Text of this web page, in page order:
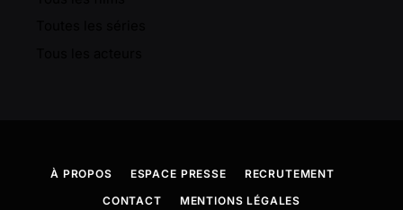
À PROPOS ESPACE PRESSE
RECRUTEMENT
CONTACT
MENTIONS LÉGALES